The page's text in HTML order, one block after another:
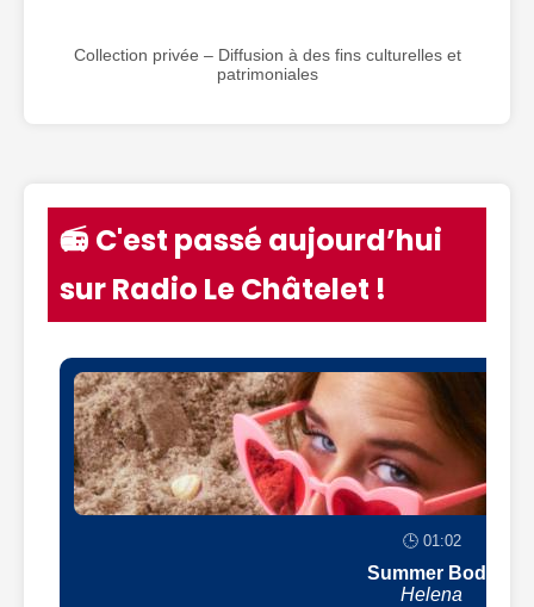
Collection privée – Diffusion à des fins culturelles et
patrimoniales
📻 C'est passé aujourd’hui
sur Radio Le Châtelet !
🕒 01:02
Summer Body
Helena